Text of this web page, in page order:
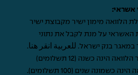
אשראי:
הלוואה מימון ישיר מקבוצת ישיר
האשראי על מנת לקבל את נתוני
במאגר בנק ישראל. للعربية انقر هنا .
התקופה המינימלית להחזר הלוואה הינה כשנה (12 תשלומים)
והמקסימלית להחזר הלוואה הינה כשמונה שנים (100 תשלומים).